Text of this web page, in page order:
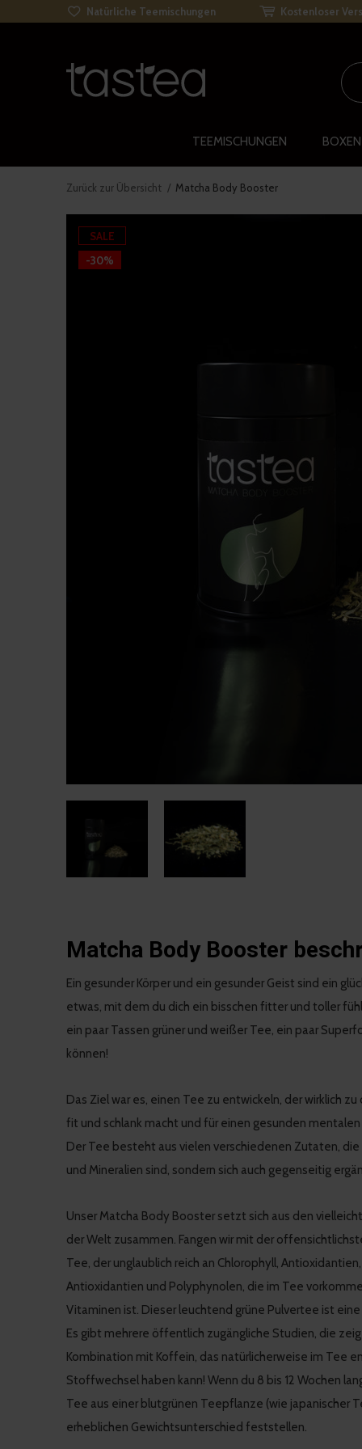
TEEMISCHUNGEN
Natürliche Teemischungen Kostenloser
Zurück zur Übersicht Matcha Body Booster
SALE
-30%
Matcha Body Booster
Ein gesunder Körper und ein gesunder Geist sind ein
etwas, mit dem du dich ein bisschen fitter und toller
ein paar Tassen grüner und weißer Tee, ein paar
können!
Das Ziel war es, einen Tee zu entwickeln, der wirklich
fit und schlank macht und für einen gesunden
Der Tee besteht aus vielen verschiedenen Zutaten,
und Mineralien sind, sondern sich auch gegenseitig
Unser Matcha Body Booster setzt sich aus den
der Welt zusammen. Fangen wir mit der
Tee, der unglaublich reich an Chlorophyll,
Antioxidantien und Polyphynolen, die im Tee
Vitaminen ist. Dieser leuchtend grüne Pulvertee ist
Es gibt mehrere öffentlich zugängliche Studien, die
Kombination mit Koffein, das natürlicherweise im Tee
Stoffwechsel haben kann! Wenn du 8 bis 12 Wochen
Tee aus einer blutgrünen Teepflanze (wie japanischer
erheblichen Gewichtsunterschied feststellen.